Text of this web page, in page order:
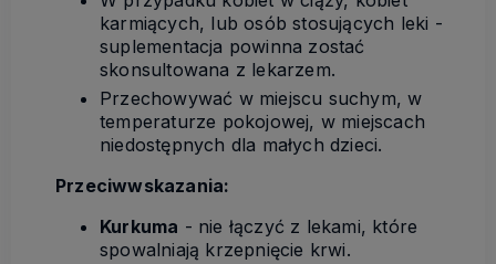
karmiących, lub osób stosujących leki -
suplementacja powinna zostać
skonsultowana z lekarzem.
Przechowywać w miejscu suchym, w
temperaturze pokojowej, w miejscach
niedostępnych dla małych dzieci.
Przeciwwskazania:
Kurkuma - nie łączyć z lekami, które
spowalniają krzepnięcie krwi.